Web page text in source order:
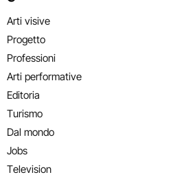
Arti visive
Progetto
Professioni
Arti performative
Editoria
Turismo
Dal mondo
Jobs
Television